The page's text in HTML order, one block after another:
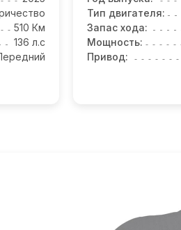
510 Км
136 л.с
Тип двигателя:
Запас хода:
Мощность:
Привод: